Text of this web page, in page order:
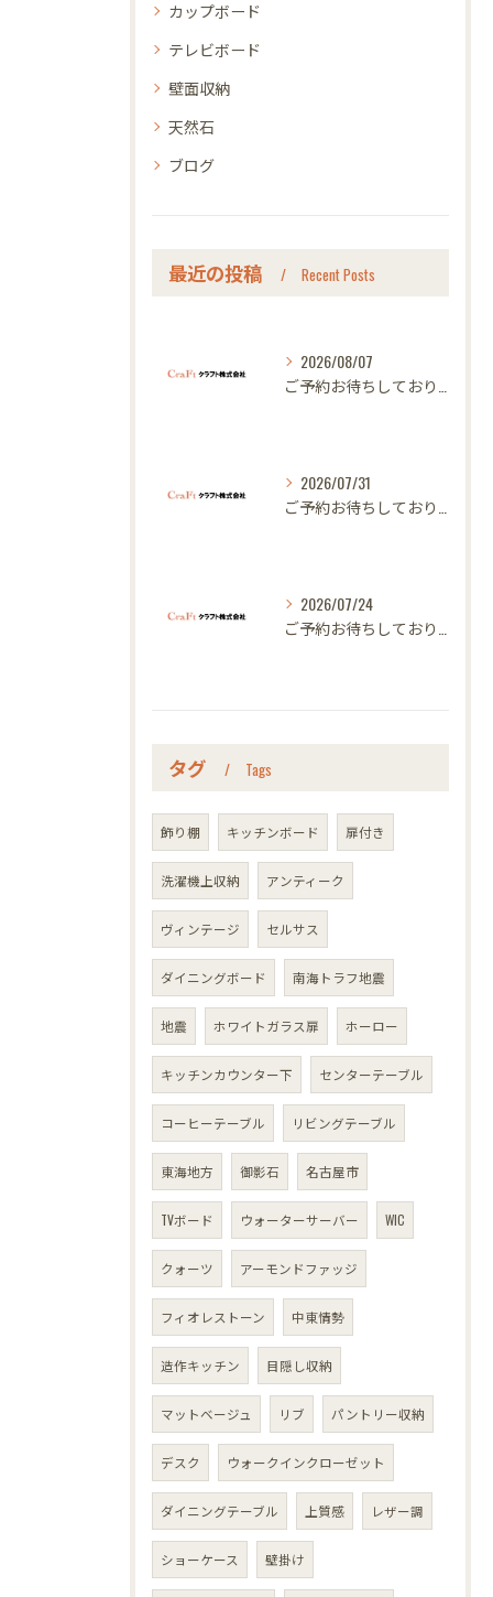
カップボード
テレビボード
壁面収納
天然石
ブログ
最近の投稿 Recent Posts
2026/08/07
2026/07/31
2026/07/24
タグ Tags
飾り棚 キッチンボード 扉付き
洗濯機上収納 アンティーク
ヴィンテージ セルサス
ダイニングボード 南海トラフ地震
地震 ホワイトガラス扉 ホーロー
キッチンカウンター下 センターテーブル
コーヒーテーブル リビングテーブル
東海地方 御影石 名古屋市
TVボード ウォーターサーバー WIC
クォーツ アーモンドファッジ
フィオレストーン 中東情勢
造作キッチン 目隠し収納
マットベージュ リブ パントリー収納
デスク ウォークインクローゼット
ダイニングテーブル 上質感 レザー調
ショーケース 壁掛け